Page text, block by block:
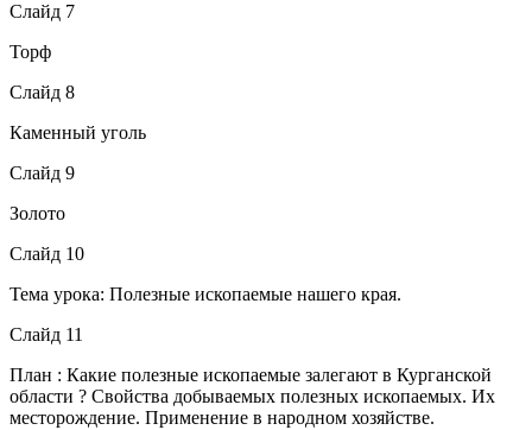
Слайд 7
Торф
Слайд 8
Каменный уголь
Слайд 9
Золото
Слайд 10
Тема урока: Полезные ископаемые нашего края.
Слайд 11
План : Какие полезные ископаемые залегают в Курганской
области ? Свойства добываемых полезных ископаемых. Их
месторождение. Применение в народном хозяйстве.